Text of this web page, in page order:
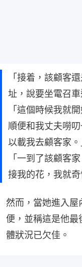
「接着，該顧客
址，說要坐電召車
「這個時候我就
順便和我丈夫嘮
以載我去顧客家。
「一到了該顧客
接我的花，我就奇
然而，當她進入屋
便，並稱這是他最
體狀況已欠佳。